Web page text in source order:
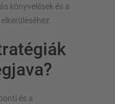
könyvelések és a
és a